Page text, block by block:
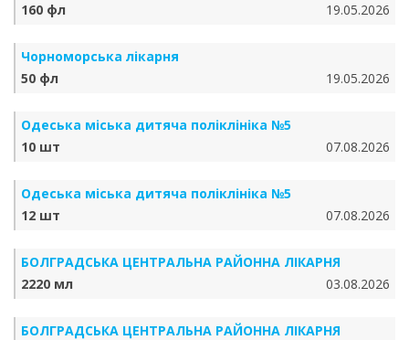
160 фл
19.05.2026
Чорноморська лікарня
50 фл
19.05.2026
Одеська міська дитяча поліклініка №5
10 шт
07.08.2026
Одеська міська дитяча поліклініка №5
12 шт
07.08.2026
БОЛГРАДСЬКА ЦЕНТРАЛЬНА РАЙОННА ЛІКАРНЯ
2220 мл
03.08.2026
БОЛГРАДСЬКА ЦЕНТРАЛЬНА РАЙОННА ЛІКАРНЯ